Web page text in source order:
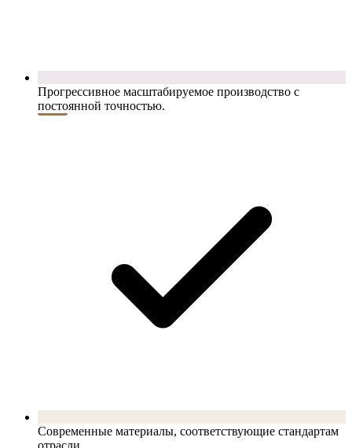
Прогрессивное масштабируемое производство с
постоянной точностью.
Современные материалы, соответствующие стандартам
отрасли.